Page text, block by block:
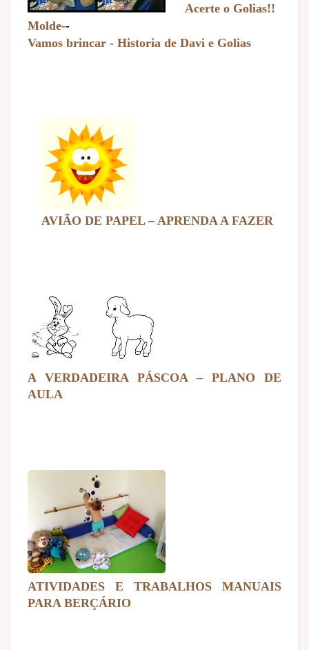
Acerte o Golias!!
Molde--
Vamos brincar - Historia de Davi e Golias
AVIÃO DE PAPEL – APRENDA A FAZER
A VERDADEIRA PÁSCOA – PLANO DE
AULA
ATIVIDADES E TRABALHOS MANUAIS
PARA BERÇÁRIO